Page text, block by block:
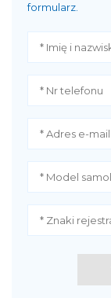
formularz.